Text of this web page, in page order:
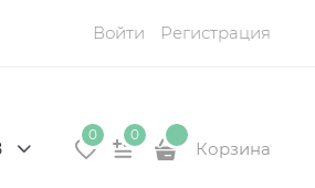
Войти Регистрация
0 0
Корзина